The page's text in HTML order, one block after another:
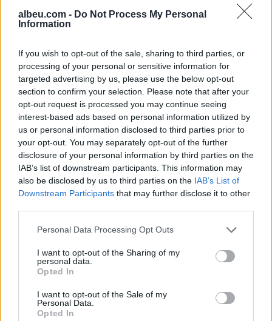
albeu.com - Do Not Process My Personal
Information
If you wish to opt-out of the sale, sharing to third parties, or
processing of your personal or sensitive information for
targeted advertising by us, please use the below opt-out
section to confirm your selection. Please note that after your
opt-out request is processed you may continue seeing
interest-based ads based on personal information utilized by
us or personal information disclosed to third parties prior to
your opt-out. You may separately opt-out of the further
disclosure of your personal information by third parties on the
IAB’s list of downstream participants. This information may
also be disclosed by us to third parties on the IAB’s List of
Downstream Participants that may further disclose it to other
Personal Data Processing Opt Outs
I want to opt-out of the Sharing of my
personal data.
Opted In
I want to opt-out of the Sale of my
Personal Data.
Opted In
Recount Moments of
Terror: We Kept the
Ourselves; Firefighters
Only Extinguished Small…
tregojnë momentet e
tmerrit: Flakët i kemi
zjarrfikësja fiku vetëm
vatrat e vogla (VIDEO)
Përshkallëzimi rajonal
rikthen Jemenin në fokus,
sulmet e Huthive shtojnë
rrezikun e zgjerimit të
luftës
Vrasja e 20-vjeçarit në
Korçë/ Zbardhet dëshmia
e autorit, shkak ngacmimi
i të dashurës nga viktima
Tajfuni “Dolphin” prek
Azinë, mbi 1,300 fluturime
se 400 mijë banorë
evakuohen
Zjarri masiv që përfshiu
Rama: Shmangëm një